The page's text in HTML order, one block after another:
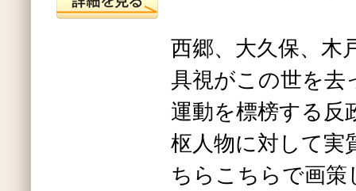
西郷、大久保、木
具視がこの世を去
運動を標榜する反
枢人物に対して実
ちらこちらで画